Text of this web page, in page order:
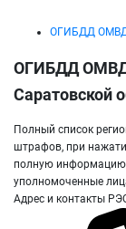
ОГИБДД ОМВД
ОГИБДД ОМВД
Саратовской
Полный список
штрафов, при
полную информацию
уполномоченные
Адрес и контакты